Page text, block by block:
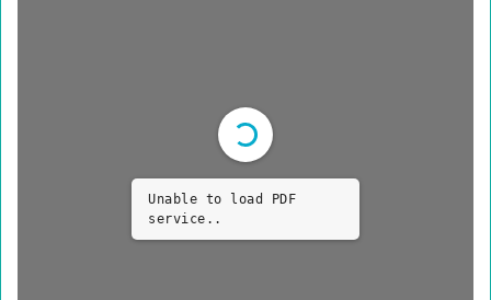
Unable to load PDF
service..